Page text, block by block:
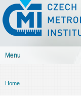
Czech
metrology
institute
Menu
You are here
Home